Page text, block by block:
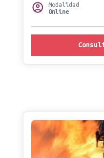
Modalidad
Online